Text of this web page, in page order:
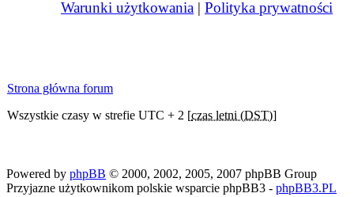
Warunki użytkowania | Polityka prywatności
Strona główna forum
Wszystkie czasy w strefie UTC + 2 [czas letni (DST)]
Powered by phpBB © 2000, 2002, 2005, 2007 phpBB Group
Przyjazne użytkownikom polskie wsparcie phpBB3 - phpBB3.PL